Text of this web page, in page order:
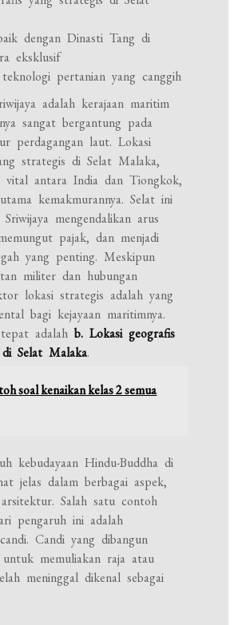
dengan Dinasti Tang di
eksklusif
teknologi pertanian yang canggih
adalah kerajaan maritim
sangat bergantung pada
perdagangan laut. Lokasi
strategis di Selat Malaka,
vital antara India dan Tiongkok,
kemakmurannya. Selat ini
mengendalikan arus
pajak, dan menjadi
yang penting. Meskipun
militer dan hubungan
lokasi strategis adalah yang
bagi kejayaan maritimnya.
tepat adalahb. Lokasi geografis
Selat Malaka.
soal kenaikan kelas 2 semua
kebudayaan Hindu-Buddha di
jelas dalam berbagai aspek,
Salah satu contoh
pengaruh ini adalah
Candi yang dibangun
memuliakan raja atau
meninggal dikenal sebagai